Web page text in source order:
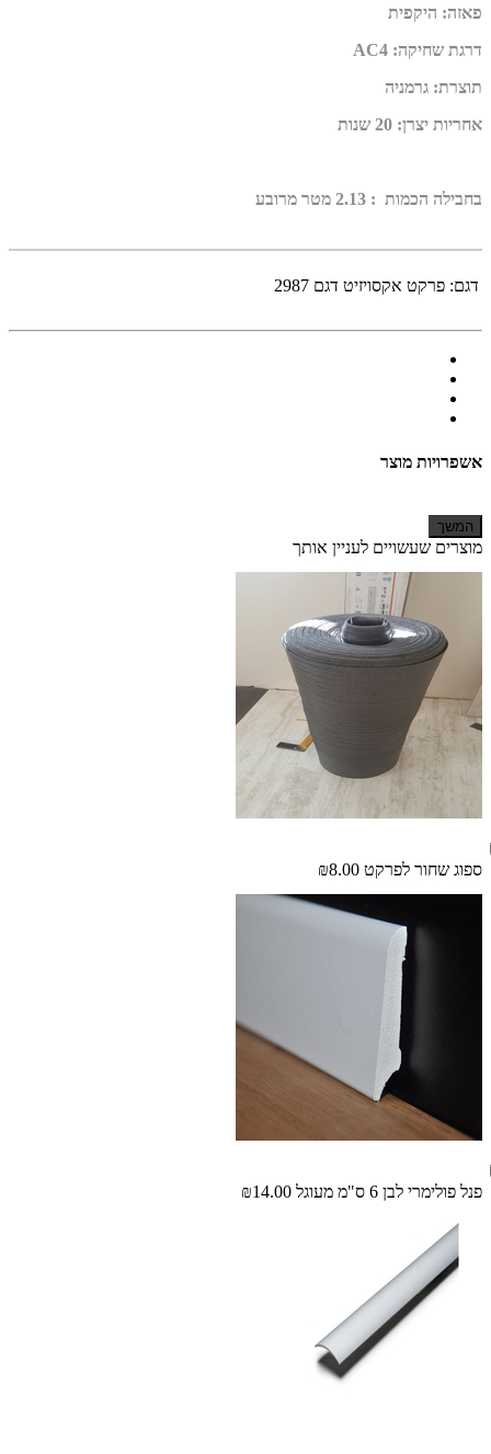
פאזה: היקפית
דרגת שחיקה:
AC4
תוצרת: גרמניה
אחריות יצרן: 20 שנות
בחבילה הכמות : 2.13 מטר מרובע
דגם: פרקט אקסויזיט דגם 2987
אשפרויות מוצר
המשך
מוצרים שעשויים לעניין אותך
ספוג שחור לפרקט ₪8.00
פנל פולימרי לבן 6 ס"מ מעוגל ₪14.00